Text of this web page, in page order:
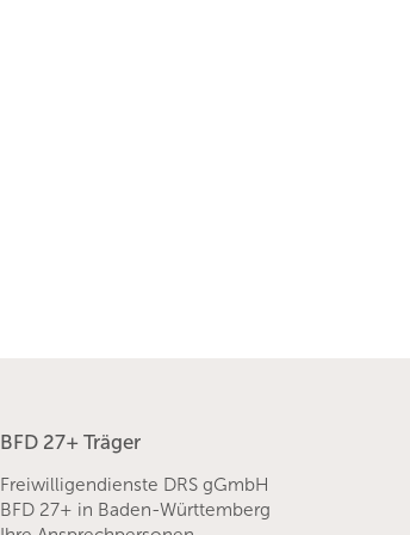
BFD 27+ Träger
Freiwilligendienste DRS gGmbH
BFD 27+ in Baden-Württemberg